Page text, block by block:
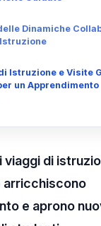
Dinamiche
Istruzione e Visite
un Apprendimento
viaggi di
arricchiscono
e aprono